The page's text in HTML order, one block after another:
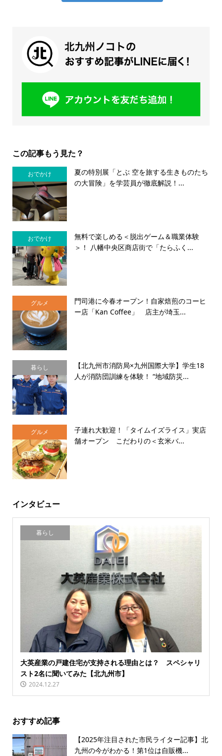
この記事もう見た？
おでかけ
夏の特別展「とぶ 空を旅する生きものたち
の大冒険」を学芸員が徹底解説！...
おでかけ
無料で楽しめる＜脱出ゲーム＆職業体験
＞！ 八幡中央区商店街で「たらふく...
グルメ
門司港に今春オープン！自家焙煎のコーヒ
ー店「Kan Coffee」 店主が埼玉...
暮らし
【北九州市消防局×九州国際大学】学生18
人が消防団訓練を体験！ “地域防災...
グルメ
子連れ大歓迎！「タイムイズライス」実店
舗オープン こだわりの＜玄米バ...
インタビュー
暮らし
大英産業の戸建住宅が支持される理由とは？ スペシャリ
スト2名に聞いてみた【北九州市】
2024.12.27
おすすめ記事
【2025年注目された市民ライター記事】北
九州の今がわかる！第1位は自販機...